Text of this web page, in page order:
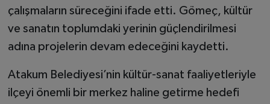
çalışmaların süreceğini ifade etti. Gömeç, kültür
ve sanatın toplumdaki yerinin güçlendirilmesi
adına projelerin devam edeceğini kaydetti.
Atakum Belediyesi’nin kültür-sanat faaliyetleriyle
ilçeyi önemli bir merkez haline getirme hedefi